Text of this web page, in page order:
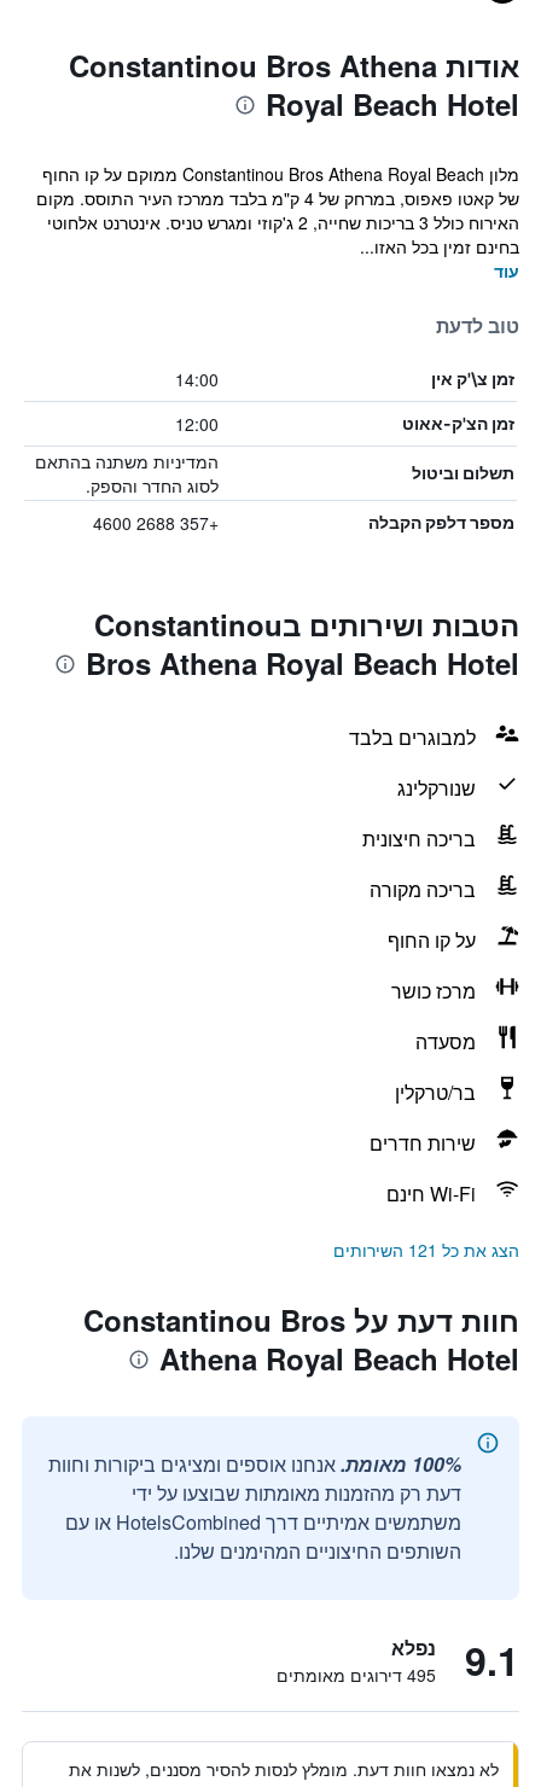
אודות Constantinou Bros Athena
Royal Beach Hotel
מלון Constantinou Bros Athena Royal Beach ממוקם על קו החוף
של קאטו פאפוס, במרחק של 4 ק"מ בלבד ממרכז העיר התוסס. מקום
האירוח כולל 3 בריכות שחייה, 2 ג'קוזי ומגרש טניס. אינטרנט אלחוטי
בחינם זמין בכל האזו...
עוד
טוב לדעת
זמן צ\'ק אין 14:00
זמן הצ'ק-אאוט 12:00
תשלום וביטול
המדיניות משתנה בהתאם
לסוג החדר והספק.
מספר דלפק הקבלה +357 2688 4600
הטבות ושירותים בConstantinou
Bros Athena Royal Beach Hotel
למבוגרים בלבד
שנורקלינג
בריכה חיצונית
בריכה מקורה
על קו החוף
מרכז כושר
מסעדה
בר/טרקלין
שירות חדרים
Wi-Fi חינם
הצג את כל 121 השירותים
חוות דעת על Constantinou Bros
Athena Royal Beach Hotel
100% מאומת.
אנחנו אוספים ומציגים ביקורות וחוות
דעת רק מהזמנות מאומתות שבוצעו על ידי
משתמשים אמיתיים דרך HotelsCombined או עם
השותפים החיצוניים המהימנים שלנו.
9.1 נפלא
495 דירוגים מאומתים
לא נמצאו חוות דעת. מומלץ לנסות להסיר מסננים, לשנות את